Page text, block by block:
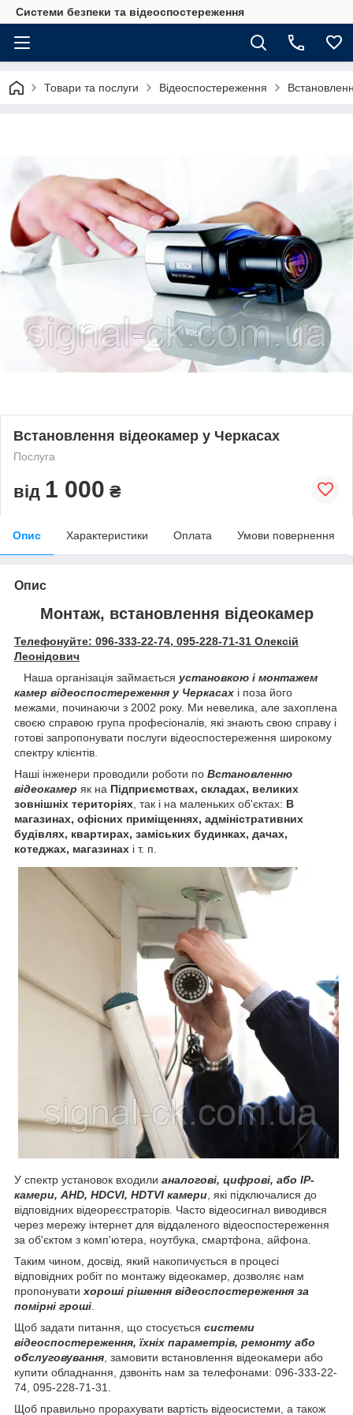
Системи безпеки та відеоспостереження
Товари та послуги Відеоспостереження
Встановлення відеокамер у Черкасах
Послуга
від 1 000 ₴
Опис Характеристики Оплата Умови повернення
Опис
Монтаж, встановлення відеокамер
Телефонуйте: 096-333-22-74, 095-228-71-31 Олексій
Леонідович
Наша організація займається установкою і монтажем
камер відеоспостереження у Черкасах і поза його
межами, починаючи з 2002 року. Ми невелика, але захоплена
своєю справою група професіоналів, які знають свою справу і
готові запропонувати послуги відеоспостереження широкому
спектру клієнтів.
Наші інженери проводили роботи по Встановленню
відеокамер як на Підприємствах, складах, великих
зовнішніх територіях, так і на маленьких об'єктах: В
магазинах, офісних приміщеннях, адміністративних
будівлях, квартирах, заміських будинках, дачах,
котеджах, магазинах і т. п.
У спектр установок входили аналогові, цифрові, або IP-
камери, AHD, HDCVI, HDTVI камери, які підключалися до
відповідних відеореєстраторів. Часто відеосигнал виводився
через мережу інтернет для віддаленого відеоспостереження
за об'єктом з комп'ютера, ноутбука, смартфона, айфона.
Таким чином, досвід, який накопичується в процесі
відповідних робіт по монтажу відеокамер, дозволяє нам
пропонувати хороші рішення відеоспостереження за
помірні гроші.
Щоб задати питання, що стосується системи
відеоспостереження, їхніх параметрів, ремонту або
обслуговування, замовити встановлення відеокамери або
купити обладнання, дзвоніть нам за телефонами: 096-333-22-
74, 095-228-71-31.
Щоб правильно прорахувати вартість відеосистеми, а також